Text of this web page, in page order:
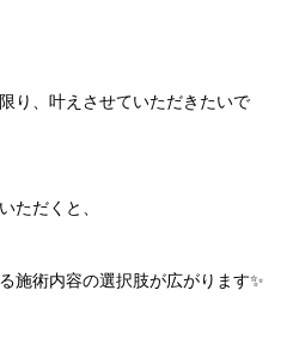
り、叶えさせていただきたいで
ただくと、
施術内容の選択肢が広がります✨